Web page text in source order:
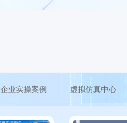
企业实操案例 虚拟仿真中心